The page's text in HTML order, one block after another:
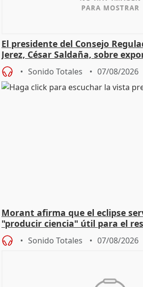
El presidente del Consejo
Jerez, César Saldaña, sobre
Sonido Totales 07/08/2026
Morant afirma que el eclipse
"producir ciencia" útil para el
Sonido Totales 07/08/2026